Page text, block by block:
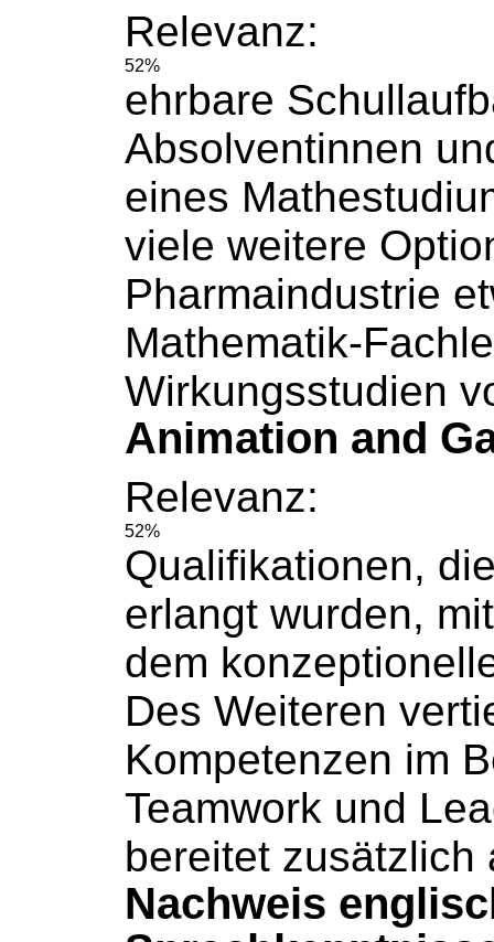
Relevanz:
52%
ehrbare
Absolventinnen
eines
vieleweitere
Pharmaindustrie
Mathematik-
Wirkungsstudien
Animation and
Relevanz:
52%
Qualifikationen,
erlangt wurden,
dem
DesWeiteren
Kompetenzen im
Teamwork und
bereitet zusätzlich
Nachweis